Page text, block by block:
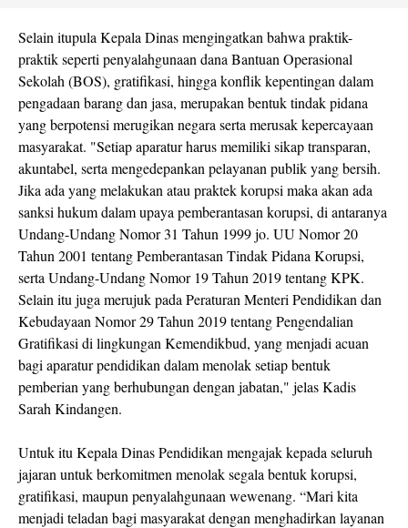
Selain itupula Kepala Dinas mengingatkan bahwa praktik-
praktik seperti penyalahgunaan dana Bantuan Operasional
Sekolah (BOS), gratifikasi, hingga konflik kepentingan dalam
pengadaan barang dan jasa, merupakan bentuk tindak pidana
yang berpotensi merugikan negara serta merusak kepercayaan
masyarakat. "Setiap aparatur harus memiliki sikap transparan,
akuntabel, serta mengedepankan pelayanan publik yang bersih.
Jika ada yang melakukan atau praktek korupsi maka akan ada
sanksi hukum dalam upaya pemberantasan korupsi, di antaranya
Undang-Undang Nomor 31 Tahun 1999 jo. UU Nomor 20
Tahun 2001 tentang Pemberantasan Tindak Pidana Korupsi,
serta Undang-Undang Nomor 19 Tahun 2019 tentang KPK.
Selain itu juga merujuk pada Peraturan Menteri Pendidikan dan
Kebudayaan Nomor 29 Tahun 2019 tentang Pengendalian
Gratifikasi di lingkungan Kemendikbud, yang menjadi acuan
bagi aparatur pendidikan dalam menolak setiap bentuk
pemberian yang berhubungan dengan jabatan," jelas Kadis
Sarah Kindangen.
Untuk itu Kepala Dinas Pendidikan mengajak kepada seluruh
jajaran untuk berkomitmen menolak segala bentuk korupsi,
gratifikasi, maupun penyalahgunaan wewenang. “Mari kita
menjadi teladan bagi masyarakat dengan menghadirkan layanan